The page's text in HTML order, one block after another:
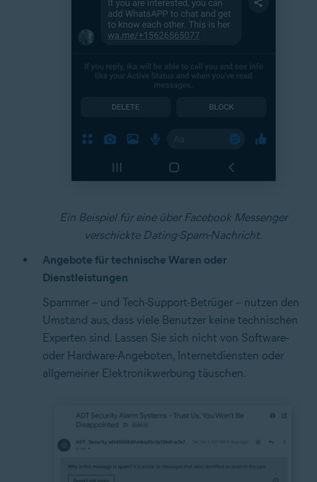
Ein Beispiel für eine über Facebook Messenger
verschickte Dating-Spam-Nachricht.
Angebote für technische Waren oder
Dienstleistungen
Spammer – und Tech-Support-Betrüger – nutzen den
Umstand aus, dass viele Benutzer keine technischen
Experten sind. Lassen Sie sich nicht von Software-
oder Hardware-Angeboten, Internetdiensten oder
allgemeiner Elektronikwerbung täuschen.